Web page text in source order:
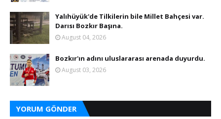
Yalıhüyük'de Tilkilerin bile Millet Bahçesi var.
Darısı Bozkır Başına.
August 04, 2026
Bozkır'ın adını uluslararası arenada duyurdu.
August 03, 2026
YORUM GÖNDER